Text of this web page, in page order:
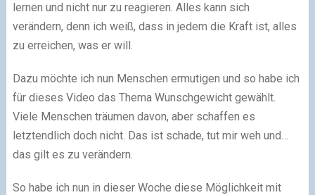
lernen und nicht nur zu reagieren. Alles kann sich
verändern, denn ich weiß, dass in jedem die Kraft ist, alles
zu erreichen, was er will.
Dazu möchte ich nun Menschen ermutigen und so habe ich
für dieses Video das Thema Wunschgewicht gewählt.
Viele Menschen träumen davon, aber schaffen es
letztendlich doch nicht. Das ist schade, tut mir weh und…
das gilt es zu verändern.
So habe ich nun in dieser Woche diese Möglichkeit mit